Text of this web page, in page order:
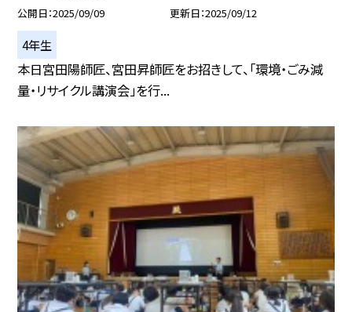
公開日 2025/09/09 更新日 2025/09/12
4年生
本日宮田陽師匠、宮田昇師匠をお招きして、「環境・ごみ減
量・リサイクル講演会」を行...